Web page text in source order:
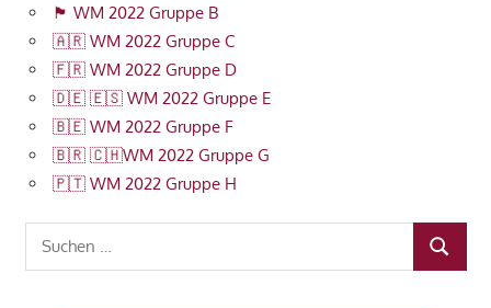
🏴󠁧󠁢󠁥󠁮󠁧󠁿 WM 2022 Gruppe B
🇦🇷 WM 2022 Gruppe C
🇫🇷 WM 2022 Gruppe D
🇩🇪 🇪🇸 WM 2022 Gruppe E
🇧🇪 WM 2022 Gruppe F
🇧🇷 🇨🇭WM 2022 Gruppe G
🇵🇹 WM 2022 Gruppe H
Suchen
SUCHEN